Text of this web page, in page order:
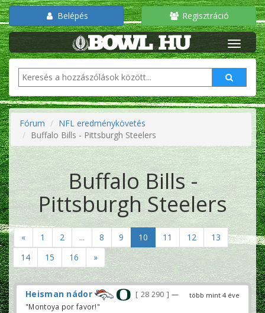
Belépés Regisztráció
Fórum
NFL eredménykövetés
Buffalo Bills - Pittsburgh Steelers
Buffalo Bills -
Pittsburgh Steelers
« 1 2 ... 8 9 10 11 12
13
14
15 16 »
több mint 4 éve
Heisman nádor 28 290
—
"Montoya por favor!"